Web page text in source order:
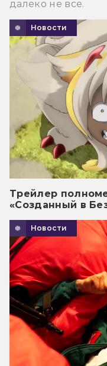
далеко не все.
Новости
Трейлер
«Созданный в
Новости